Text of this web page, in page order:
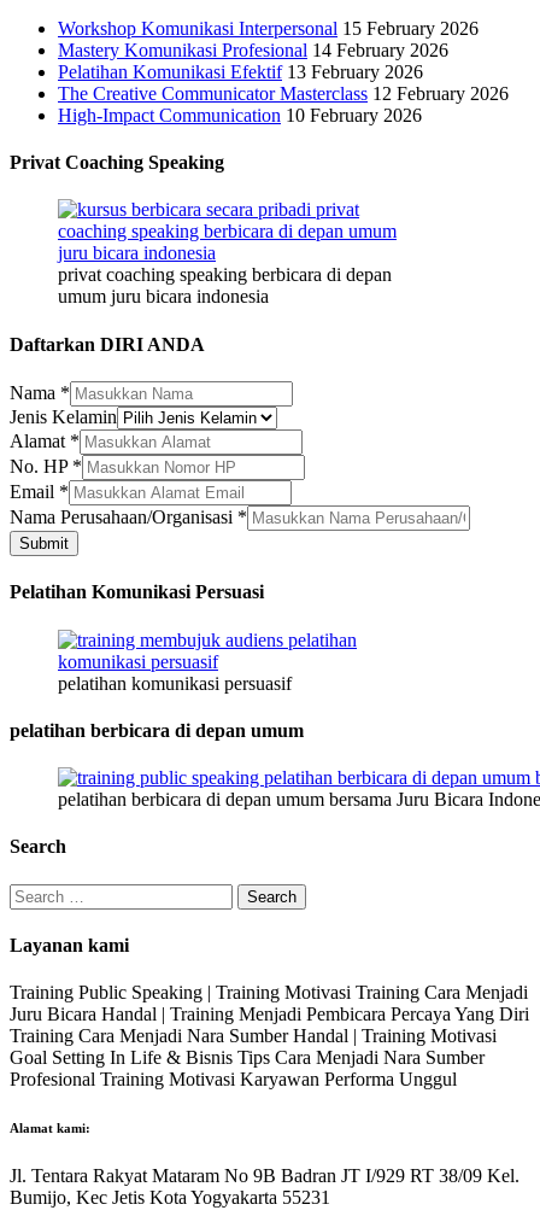
Workshop Komunikasi Interpersonal 15 February 2026
Mastery Komunikasi Profesional 14 February 2026
Pelatihan Komunikasi Efektif 13 February 2026
The Creative Communicator Masterclass 12 February 2026
High-Impact Communication 10 February 2026
Privat Coaching Speaking
privat coaching speaking berbicara di depan
umum juru bicara indonesia
Daftarkan DIRI ANDA
Nama *
Jenis Kelamin
Jenis
No.
Nama
Alamat *
No. HP *
Email *
Nama Perusahaan/Organisasi *
Submit
Pelatihan Komunikasi Persuasi
pelatihan komunikasi persuasif
pelatihan berbicara di depan umum
pelatihan berbicara di depan umum bersama Juru Bicara
Search
Search
for:
Layanan kami
Training Public Speaking | Training Motivasi Training Cara Menjadi
Juru Bicara Handal | Training Menjadi Pembicara Percaya Yang Diri
Training Cara Menjadi Nara Sumber Handal | Training Motivasi
Goal Setting In Life & Bisnis Tips Cara Menjadi Nara Sumber
Profesional Training Motivasi Karyawan Performa Unggul
Alamat kami:
Jl. Tentara Rakyat Mataram No 9B Badran JT I/929 RT 38/09 Kel.
Bumijo, Kec Jetis Kota Yogyakarta 55231